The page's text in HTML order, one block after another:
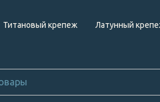
Титановый крепеж Латунный